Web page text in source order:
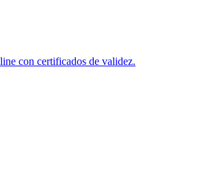
con certificados de validez.